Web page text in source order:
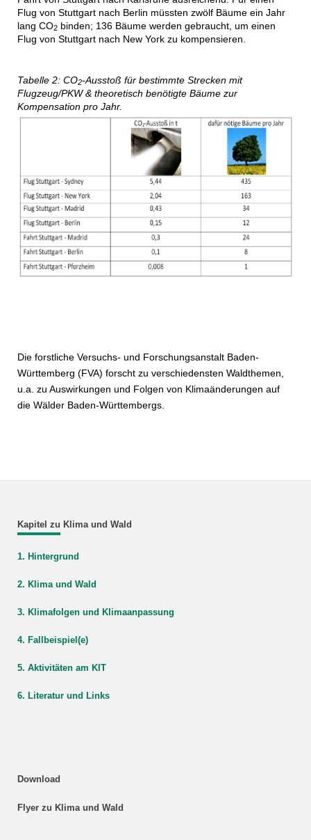
Flug von Stuttgart nach Berlin müssten zwölf Bäume ein Jahr
lang CO2binden; 136 Bäume werden gebraucht, um einen
Flug von Stuttgart nach New York zu kompensieren.
Tabelle 2: CO2-Ausstoß für bestimmte Strecken mit
Flugzeug/PKW & theoretisch benötigte Bäume zur
Kompensation pro Jahr.
Die forstliche Versuchs- und Forschungsanstalt Baden-
Württemberg (FVA) forscht zu verschiedensten Waldthemen,
u.a. zu Auswirkungen und Folgen von Klimaänderungen auf
die Wälder Baden-Württembergs.
Kapitel zu Klima und Wald
1. Hintergrund
2. Klima und Wald
3. Klimafolgen und Klimaanpassung
4. Fallbeispiel(e)
5. Aktivitäten am KIT
6. Literatur und Links
Download
Flyer zu Klima und Wald